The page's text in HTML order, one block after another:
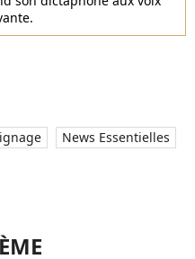
News Essentielles